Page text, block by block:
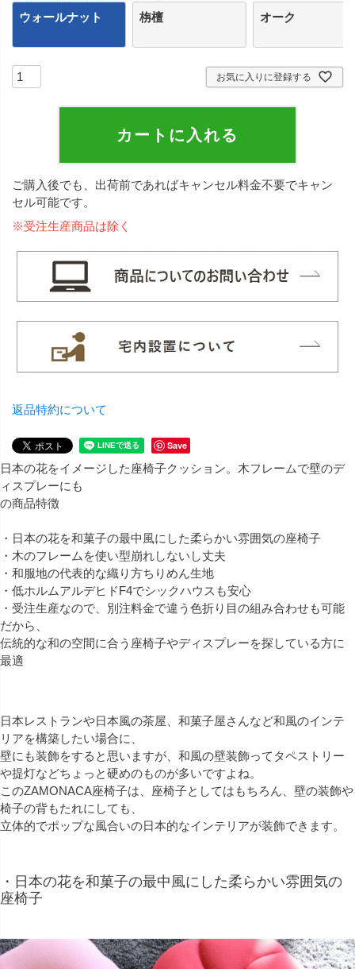
ウォールナット
栴檀 オーク
お気に入りに登録する
カートに入れる
ご購入後でも、出荷前であればキャンセル料金不要でキャン
セル可能です。
※受注生産商品は除く
返品特約について
Save
日本の花をイメージした座椅子クッション。木フレームで壁のデ
ィスプレーにも
の商品特徴
・日本の花を和菓子の最中風にした柔らかい雰囲気の座椅子
・木のフレームを使い型崩れしないし丈夫
・和服地の代表的な織り方ちりめん生地
・低ホルムアルデヒドF4でシックハウスも安心
・受注生産なので、別注料金で違う色折り目の組み合わせも可能
だから、
伝統的な和の空間に合う座椅子やディスプレーを探している方に
最適
日本レストランや日本風の茶屋、和菓子屋さんなど和風のインテ
リアを構築したい場合に、
壁にも装飾をすると思いますが、和風の壁装飾ってタペストリー
や提灯などちょっと硬めのものが多いですよね。
このZAMONACA座椅子は、座椅子としてはもちろん、壁の装飾や
椅子の背もたれにしても、
立体的でポップな風合いの日本的なインテリアが装飾できます。
・日本の花を和菓子の最中風にした柔らかい雰囲気の
座椅子